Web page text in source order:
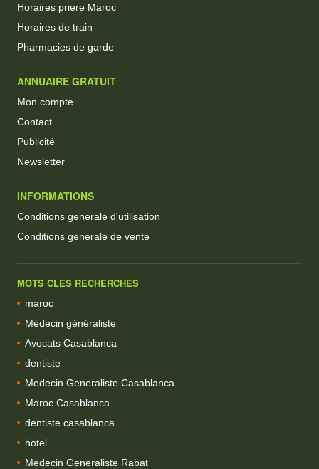
Horaires priere Maroc
Horaires de train
Pharmacies de garde
ANNUAIRE GRATUIT
Mon compte
Contact
Publicité
Newsletter
INFORMATIONS
Conditions generale d'utilisation
Conditions generale de vente
MOTS CLES RECHERCHES
maroc
Médecin généraliste
Avocats Casablanca
dentiste
Medecin Generaliste Casablanca
Maroc Casablanca
dentiste casablanca
hotel
Medecin Generaliste Rabat